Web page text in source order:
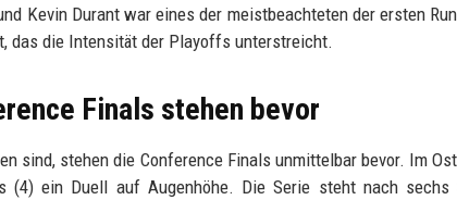
Kevin Durant war eines der meistbeachteten der ersten
das die Intensität der Playoffs unterstreicht.
Finals stehen bevor
sind, stehen die Conference Finals unmittelbar bevor. Im
(4) ein Duell auf Augenhöhe. Die Serie steht nach